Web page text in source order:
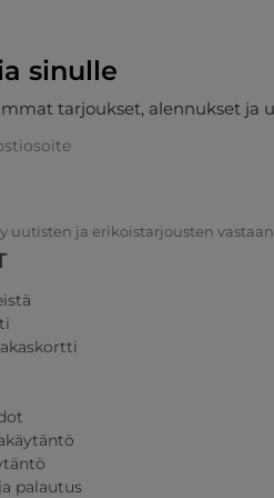
sinulle
tarjoukset, alennukset ja
uutisten ja erikoistarjousten
palautus